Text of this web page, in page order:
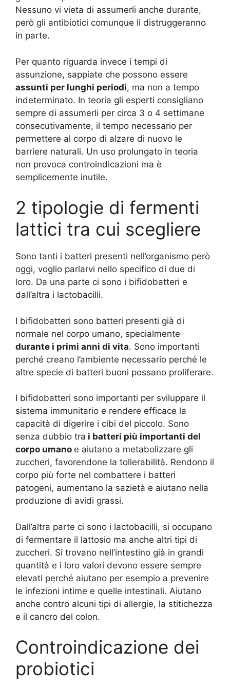
Nessuno vi vieta di assumerli anche durante,
però gli antibiotici comunque li distruggeranno
in parte.
Per quanto riguarda invece i tempi di
assunzione, sappiate che possono essere
assunti per lunghi periodi, ma non a tempo
indeterminato. In teoria gli esperti consigliano
sempre di assumerli per circa 3 o 4 settimane
consecutivamente, il tempo necessario per
permettere al corpo di alzare di nuovo le
barriere naturali. Un uso prolungato in teoria
non provoca controindicazioni ma è
semplicemente inutile.
2 tipologie di fermenti
lattici tra cui scegliere
Sono tanti i batteri presenti nell’organismo però
oggi, voglio parlarvi nello specifico di due di
loro. Da una parte ci sono i bifidobatteri e
dall’altra i lactobacilli.
I bifidobatteri sono batteri presenti già di
normale nel corpo umano, specialmente
durante i primi anni di vita. Sono importanti
perché creano l’ambiente necessario perché le
altre specie di batteri buoni possano proliferare.
I bifidobatteri sono importanti per sviluppare il
sistema immunitario e rendere efficace la
capacità di digerire i cibi del piccolo. Sono
senza dubbio tra i batteri più importanti del
corpo umano e aiutano a metabolizzare gli
zuccheri, favorendone la tollerabilità. Rendono il
corpo più forte nel combattere i batteri
patogeni, aumentano la sazietà e aiutano nella
produzione di avidi grassi.
Dall’altra parte ci sono i lactobacilli, si occupano
di fermentare il lattosio ma anche altri tipi di
zuccheri. Si trovano nell’intestino già in grandi
quantità e i loro valori devono essere sempre
elevati perché aiutano per esempio a prevenire
le infezioni intime e quelle intestinali. Aiutano
anche contro alcuni tipi di allergie, la stitichezza
e il cancro del colon.
Controindicazione dei
probiotici